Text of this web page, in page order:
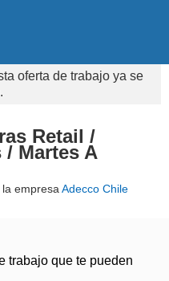
oferta de trabajo ya se
Retail /
Martes A
la empresa Adecco Chile
trabajo que te pueden